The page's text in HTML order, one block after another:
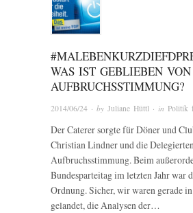
WAS IST GEBLIEBEN
AUFBRUCHSSTIMMUNG?
2014/06/24 · by Juliane Hüttl · in Politik
Der Caterer sorgte für Döner und
Christian Lindner und die
Aufbruchsstimmung. Beim
Bundesparteitag im letzten Jahr war
Ordnung. Sicher, wir waren gerade
gelandet, die Analysen der…